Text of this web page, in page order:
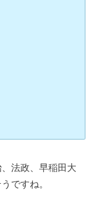
法政、早稲田大
ですね。